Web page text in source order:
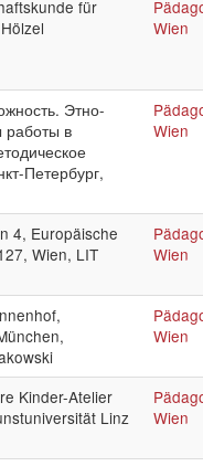
für
Wien
Этно-
работы в
Петербург,
Wien
4, Europäische
Wien, LIT
Wien
Wien
Kinder-Atelier
Linz
Wien